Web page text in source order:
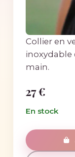
Collier en
inoxydable
main.
27 €
En stock